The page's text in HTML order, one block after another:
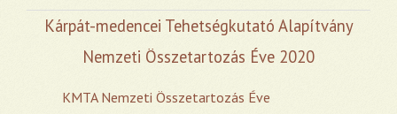
Kárpát-medencei Tehetségkutató Alapítvány
Nemzeti Összetartozás Éve 2020
KMTA Nemzeti Összetartozás Éve